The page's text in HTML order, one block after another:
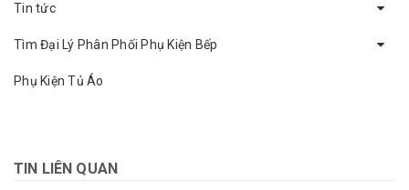
Tin tức
Tìm Đại Lý Phân Phối Phụ Kiện Bếp
Phụ Kiện Tủ Áo
TIN LIÊN QUAN